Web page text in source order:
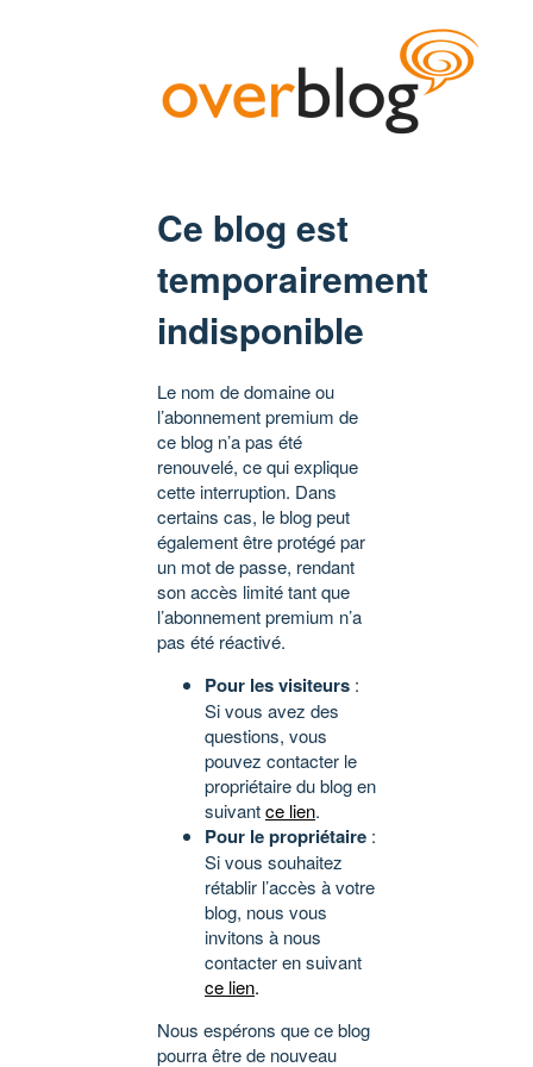
Ce blog est
temporairement
indisponible
Le nom de domaine ou
l’abonnement premium de
ce blog n’a pas été
renouvelé, ce qui explique
cette interruption. Dans
certains cas, le blog peut
également être protégé par
un mot de passe, rendant
son accès limité tant que
l’abonnement premium n’a
pas été réactivé.
Pour les visiteurs :
Si vous avez des
questions, vous
pouvez contacter le
propriétaire du blog en
suivantce lien.
Pour le propriétaire :
Si vous souhaitez
rétablir l’accès à votre
blog, nous vous
invitons à nous
contacter en suivant
ce lien.
Nous espérons que ce blog
pourra être de nouveau